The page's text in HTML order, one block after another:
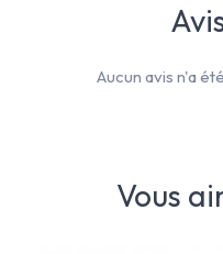
Vous
Aucun avis n'a